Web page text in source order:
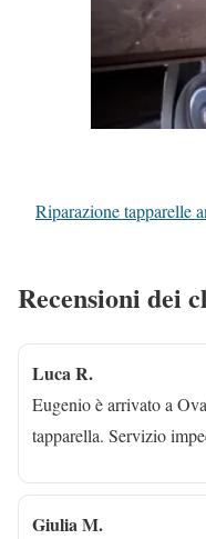
Riparazione tapparelle
Recensioni dei
Luca R.
Eugenio è arrivato a
tapparella. Servizio
Giulia M.